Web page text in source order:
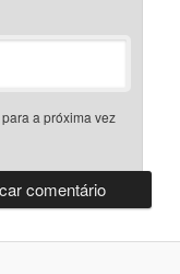
a próxima vez